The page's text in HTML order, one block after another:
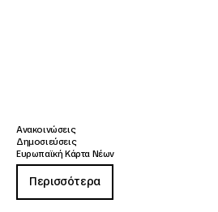
Ανακοινώσεις
Δημοσιεύσεις
Ευρωπαϊκή Κάρτα Νέων
Περισσότερα